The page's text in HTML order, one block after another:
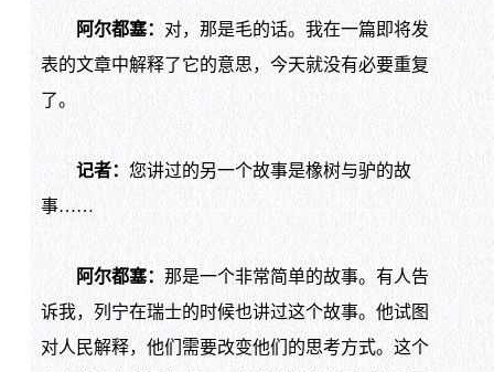
阿尔都塞： 对，那是毛的话。我在一篇即将发
表的文章中解释了它的意思，今天就没有必要重复
了。
记者： 您讲过的另一个故事是橡树与驴的故
事……
阿尔都塞： 那是一个非常简单的故事。有人告
诉我，列宁在瑞士的时候也讲过这个故事。他试图
对人民解释，他们需要改变他们的思考方式。这个